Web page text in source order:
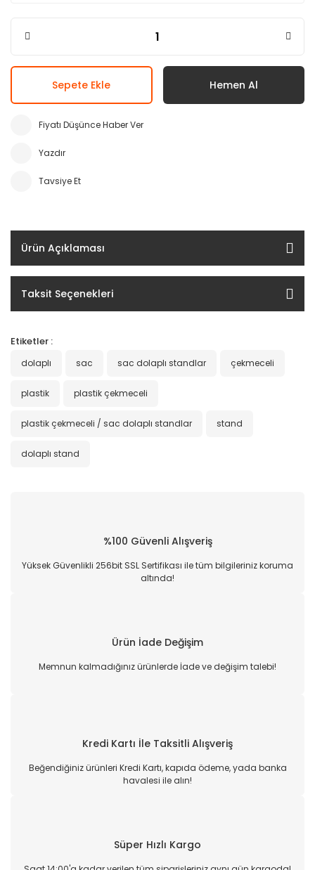
Sepete Ekle Hemen Al
Fiyatı Düşünce Haber Ver
Yazdır
Tavsiye Et
Ürün Açıklaması
Taksit Seçenekleri
Etiketler :
dolaplı sac sac dolaplı standlar çekmeceli
plastik plastik çekmeceli
plastik çekmeceli / sac dolaplı standlar stand
dolaplı stand
%100 Güvenli Alışveriş
Yüksek Güvenlikli 256bit SSL Sertifikası ile tüm bilgileriniz koruma
altında!
Ürün İade Değişim
Memnun kalmadığınız ürünlerde İade ve değişim talebi!
Kredi Kartı İle Taksitli Alışveriş
Beğendiğiniz ürünleri Kredi Kartı, kapıda ödeme, yada banka
havalesi ile alın!
Süper Hızlı Kargo